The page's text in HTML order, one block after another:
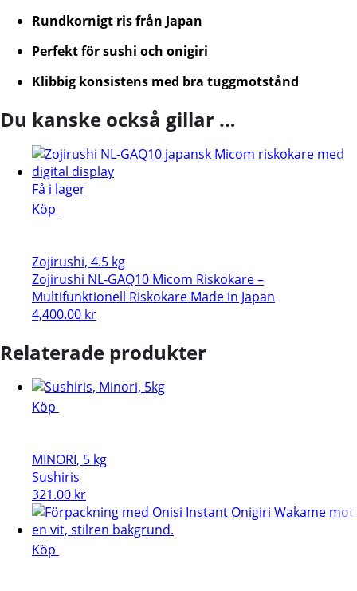
Rundkornigt ris från Japan
Perfekt för sushi och onigiri
Klibbig konsistens med bra tuggmotstånd
Du kanske också gillar …
Få i lager
Köp
Zojirushi, 4.5 kg
Zojirushi NL-GAQ10 Micom Riskokare –
Multifunktionell Riskokare Made in Japan
4,400.00 kr
Relaterade produkter
Köp
MINORI, 5 kg
Sushiris
321.00 kr
Köp